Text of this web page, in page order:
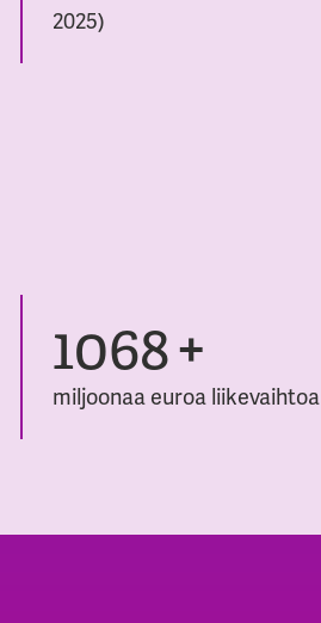
2025)
1700+
miljoonaa euroa liikevaihtoa